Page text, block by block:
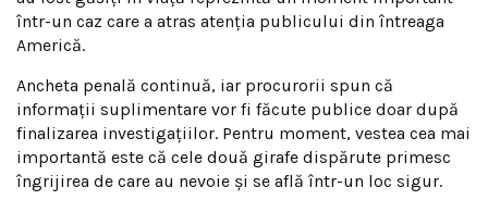
într-un caz care a atras atenția publicului din întreaga
Americă.
Ancheta penală continuă, iar procurorii spun că
informații suplimentare vor fi făcute publice doar după
finalizarea investigațiilor. Pentru moment, vestea cea mai
importantă este că cele două girafe dispărute primesc
îngrijirea de care au nevoie și se află într-un loc sigur.